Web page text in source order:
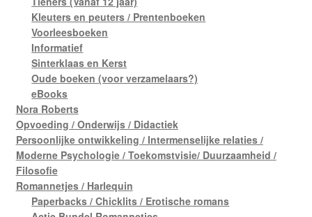
Kleuters en peuters / Prentenboeken
Voorleesboeken
Informatief
Sinterklaas en Kerst
Oude boeken (voor verzamelaars?)
eBooks
Nora Roberts
Opvoeding / Onderwijs / Didactiek
Persoonlijke ontwikkeling / Intermenselijke relaties /
Moderne Psychologie / Toekomstvisie/ Duurzaamheid /
Filosofie
Romannetjes / Harlequin
Paperbacks / Chicklits / Erotische romans